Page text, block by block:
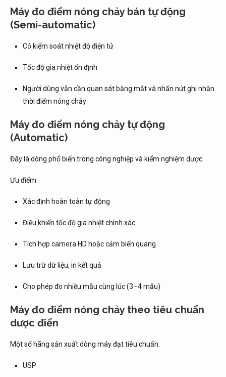
Máy đo điểm nóng chảy bán tự động
(Semi-automatic)
Có kiểm soát nhiệt độ điện tử
Tốc độ gia nhiệt ổn định
Người dùng vẫn cần quan sát bằng mắt và nhấn nút ghi nhận
thời điểm nóng chảy
Máy đo điểm nóng chảy tự động
(Automatic)
Đây là dòng phổ biến trong công nghiệp và kiểm nghiệm dược.
Ưu điểm:
Xác định hoàn toàn tự động
Điều khiển tốc độ gia nhiệt chính xác
Tích hợp camera HD hoặc cảm biến quang
Lưu trữ dữ liệu, in kết quả
Cho phép đo nhiều mẫu cùng lúc (3–4 mẫu)
Máy đo điểm nóng chảy theo tiêu chuẩn
dược điển
Một số hãng sản xuất dòng máy đạt tiêu chuẩn:
USP